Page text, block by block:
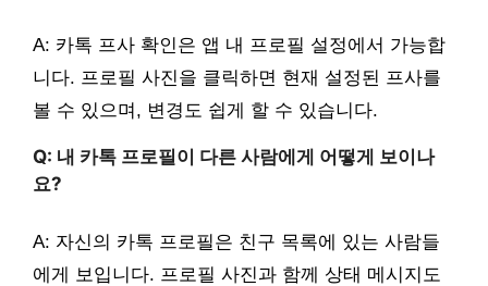
A: 카톡 프사 확인은 앱 내 프로필 설정에서 가능합
니다. 프로필 사진을 클릭하면 현재 설정된 프사를
볼 수 있으며, 변경도 쉽게 할 수 있습니다.
Q: 내 카톡 프로필이 다른 사람에게 어떻게 보이나
요?
A: 자신의 카톡 프로필은 친구 목록에 있는 사람들
에게 보입니다. 프로필 사진과 함께 상태 메시지도